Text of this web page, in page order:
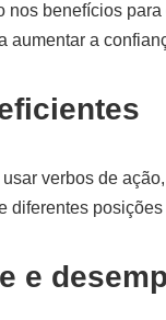
nos benefícios
aumentar a
verbos de
diferentes
e